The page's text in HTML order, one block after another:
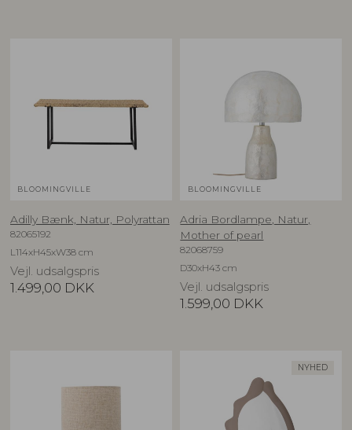
BLOOMINGVILLE
Adilly Bænk, Natur, Polyrattan
82065192
L114xH45xW38 cm
Vejl. udsalgspris
1.499,00 DKK
BLOOMINGVILLE
Adria Bordlampe, Natur,
Mother of pearl
82068759
D30xH43 cm
Vejl. udsalgspris
1.599,00 DKK
NYHED